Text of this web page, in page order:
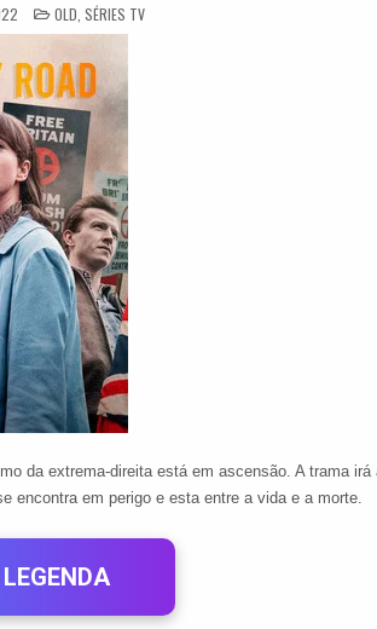
POSTED
IN
OLD SÉRIES TV
da extrema-direita está em ascensão. A trama
encontra em perigo e esta entre a vida e a morte.